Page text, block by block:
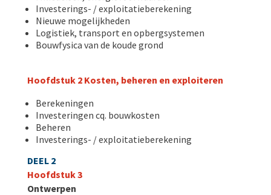
Investerings- / exploitatieberekening
Nieuwe mogelijkheden
Logistiek, transport en opbergsystemen
Bouwfysica van de koude grond
Hoofdstuk 2 Kosten, beheren en exploiteren
Berekeningen
Investeringen cq. bouwkosten
Beheren
Investerings- / exploitatieberekening
DEEL 2
Hoofdstuk 3
Ontwerpen